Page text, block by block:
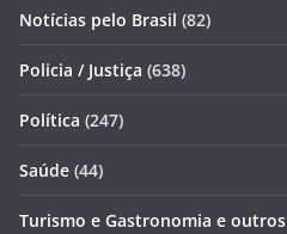
Notícias pelo Brasil (82)
Policia / Justiça (638)
Política (247)
Saúde (44)
Turismo e Gastronomia e outros